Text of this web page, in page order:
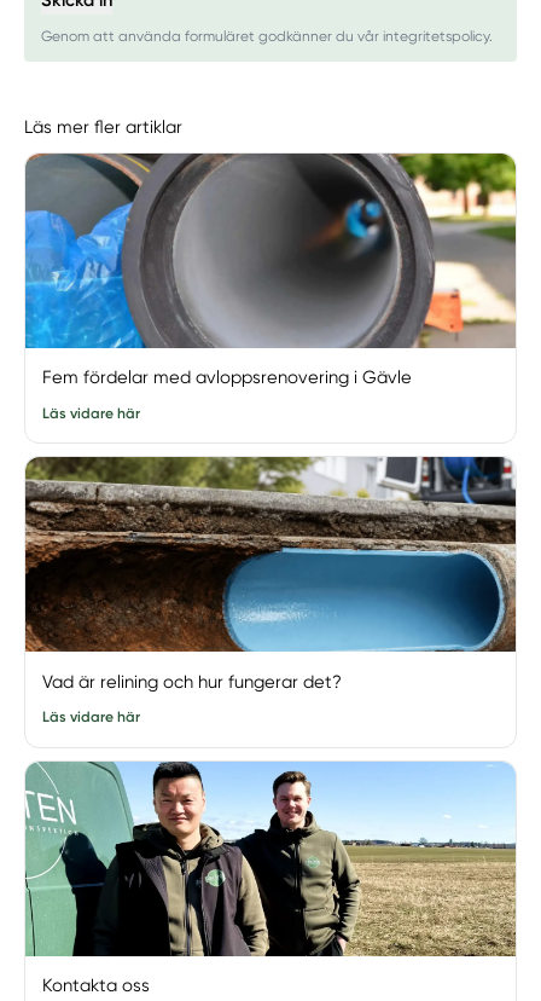
Genom att använda formuläret godkänner du vår integritetspolicy.
Läs mer fler artiklar
Fem fördelar med avloppsrenovering i Gävle
Läs vidare här
Vad är relining och hur fungerar det?
Läs vidare här
Kontakta oss